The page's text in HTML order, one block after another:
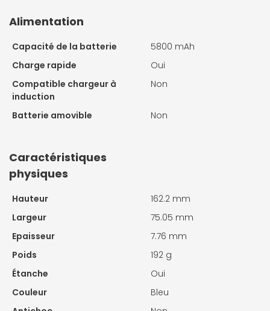
Alimentation
Capacité de la batterie
5800 mAh
Charge rapide
Oui
Compatible chargeur à
induction
Non
Batterie amovible Non
Caractéristiques
physiques
Hauteur
162.2 mm
Largeur
75.05 mm
Epaisseur
7.76 mm
Poids
192 g
Étanche
Oui
Couleur
Bleu